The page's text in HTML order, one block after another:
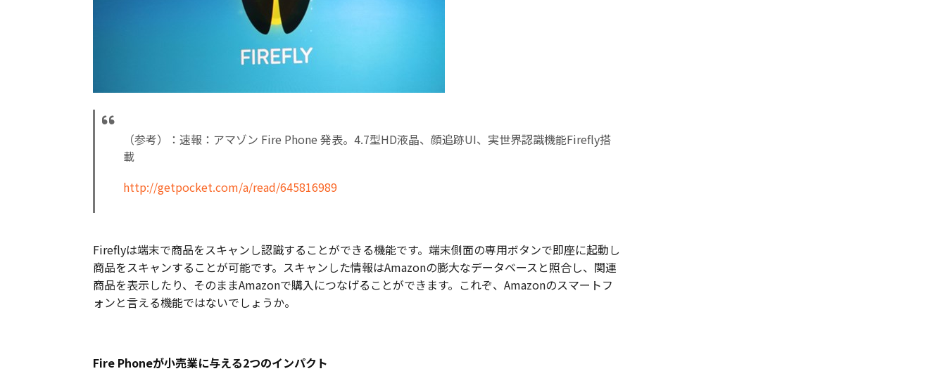
（参考）：速報：アマゾン Fire Phone 発表。4.7型HD液晶、顔追跡UI、実世界認識機能Firefly搭
載
http://getpocket.com/a/read/645816989
Fireflyは端末で商品をスキャンし認識することができる機能です。 端末側面の専用ボタンで即座に起動し
商品をスキャンすることが可能です。スキャンした情報はAmazonの膨大なデータベースと照合し、関連
商品を表示したり、そのままAmazonで購入につなげることができます。これぞ、Amazonのスマートフ
ォンと言える機能ではないでしょうか。
Fire Phoneが小売業に与える2つのインパクト